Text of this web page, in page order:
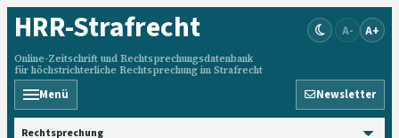
HRR-Strafrecht
Online-Zeitschrift und Rechtsprechungsdatenbank
für höchstrichterliche Rechtsprechung im Strafrecht
A- A+
Menü Newsletter
HRRS durchsuchen